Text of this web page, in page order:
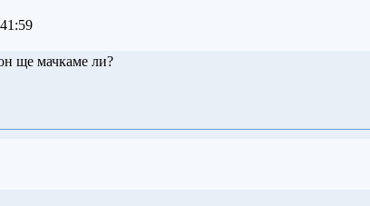
ще мачкаме ли?